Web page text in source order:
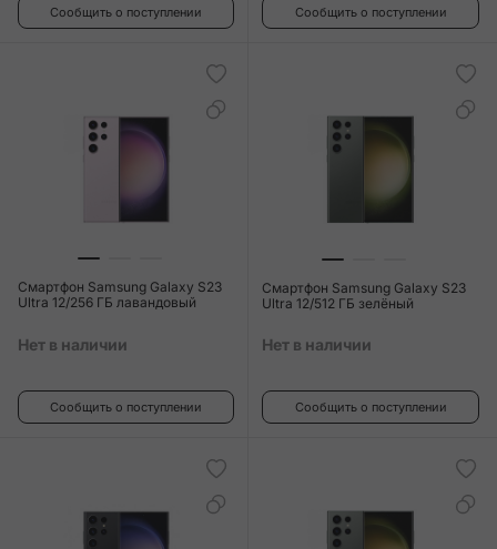
Сообщить о поступлении Сообщить о поступлении
Смартфон Samsung Galaxy S23
Ultra 12/256 ГБ лавандовый
Нет в наличии
Сообщить о поступлении
Смартфон Samsung Galaxy S23
Ultra 12/512 ГБ зелёный
Нет в наличии
Сообщить о поступлении